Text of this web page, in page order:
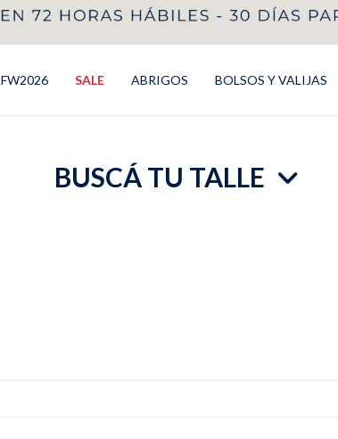
FW2026 SALE ABRIGOS BOLSOS Y VALIJAS
BUSCÁ TU TALLE